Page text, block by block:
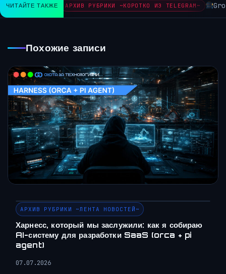
ЧИТАЙТЕ ТАКЖЕАРХИВ РУБРИКИ ~КОРОТКО ИЗ TELEGRAM~ Grok
Похожие записи
АРХИВ РУБРИКИ ~ЛЕНТА НОВОСТЕЙ~
Харнесс, который мы заслужили: как я собираю
AI-систему для разработки SaaS (orca + pi
agent)
07.07.2026